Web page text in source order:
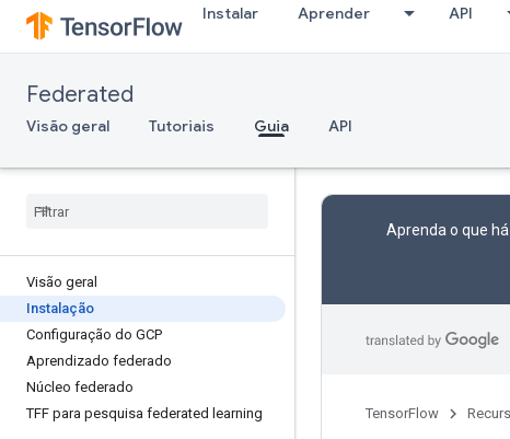
Instalar Aprender API
Federated
Visão geral Tutoriais Guia API
Visão geral
Instalação
Configuração do GCP
Aprendizado federado
Núcleo federado
TFF para pesquisa federated learning
Aprenda o que
TensorFlow